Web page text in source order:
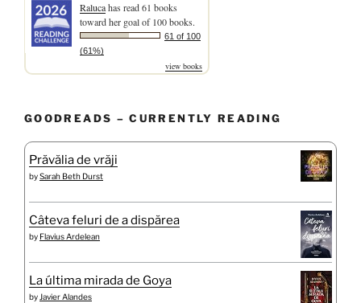
Ralucahas read 61 books
toward her goal of 100 books.
61 of 100
(61%)
view books
GOODREADS – CURRENTLY READING
Prăvălia de vrăji
bySarah Beth Durst
Câteva feluri de a dispărea
by Flavius Ardelean
La última mirada de Goya
by Javier Alandes